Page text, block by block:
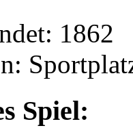
1862
Spiel: